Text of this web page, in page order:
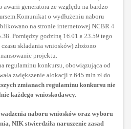
generatora ze względu na bardzo
o wydłużeniu naboru
na stronie internetowej NCBR 4
Pomiędzy godziną 16.01 a 23.59 tego
składania wniosków) złożono
projektu.
regulaminu konkursu, obowiązująca od
zwiększenie alokacji z 645 mln zł do
zmianach regulaminu konkursu nie
każdego wnioskodawcy.
naboru wniosków oraz wyboru
NIK stwierdziła naruszenie zasad